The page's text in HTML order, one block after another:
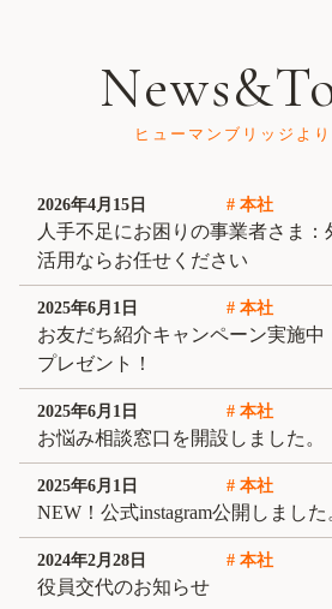
ヒューマンブリッジよ
2026年4月15日 # 本社
人手不足にお困りの事業者さま：
活用ならお任せください
2025年6月1日 # 本社
お友だち紹介キャンペーン実施中
プレゼント！
2025年6月1日 # 本社
お悩み相談窓口を開設しました。
2025年6月1日 # 本社
NEW！公式instagram公開しました
2024年2月28日 # 本社
役員交代のお知らせ